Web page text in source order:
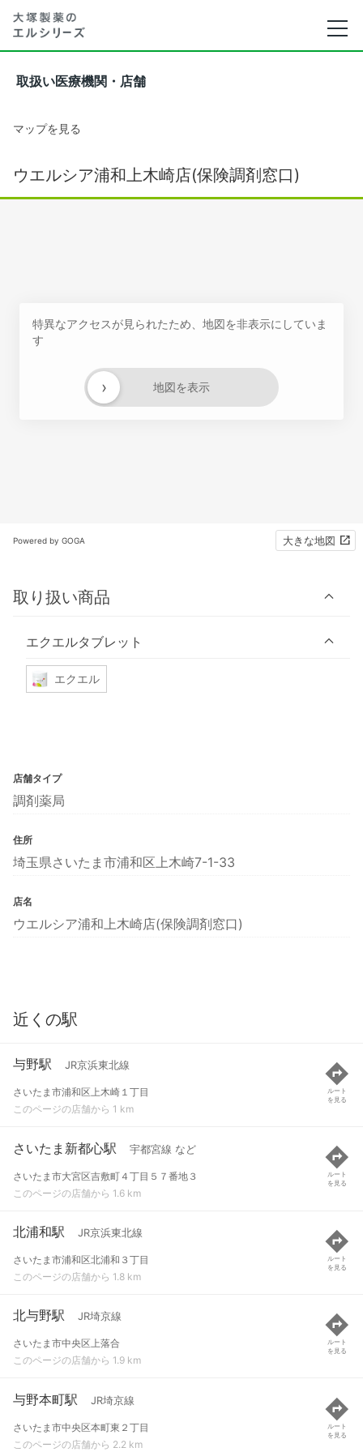
取扱い医療機関・店舗
マップを見る
ウエルシア浦和上木崎店(保険調剤窓口)
特異なアクセスが見られたため、地図を非表示にしていま
す
地図を表示
›
Powered by GOGA 大きな地図
取り扱い商品
エクエルタブレット
エクエル
店舗タイプ
調剤薬局
住所
埼玉県さいたま市浦和区上木崎7-1-33
店名
ウエルシア浦和上木崎店(保険調剤窓口)
近くの駅
与野駅 JR京浜東北線
さいたま市浦和区上木崎１丁目
このページの店舗から 1 km
ルート
を見る
さいたま新都心駅 宇都宮線 など
さいたま市大宮区吉敷町４丁目５７番地３
このページの店舗から 1.6 km
ルート
を見る
北浦和駅 JR京浜東北線
さいたま市浦和区北浦和３丁目
このページの店舗から 1.8 km
ルート
を見る
北与野駅 JR埼京線
さいたま市中央区上落合
このページの店舗から 1.9 km
ルート
を見る
与野本町駅 JR埼京線
さいたま市中央区本町東２丁目
このページの店舗から 2.2 km
ルート
を見る